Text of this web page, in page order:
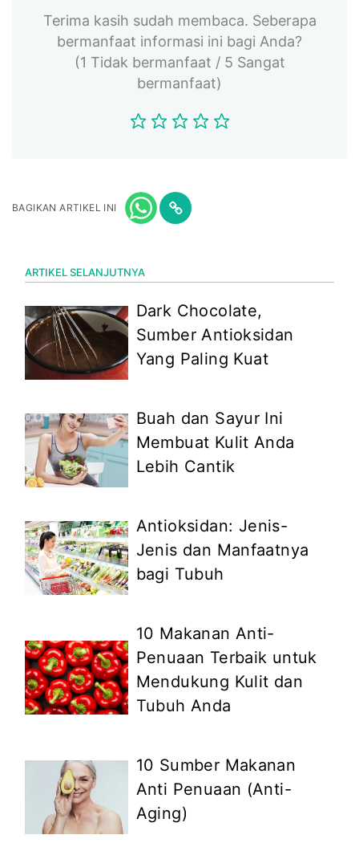
Terima kasih sudah membaca. Seberapa
bermanfaat informasi ini bagi Anda?
(1 Tidak bermanfaat / 5 Sangat
bermanfaat)
BAGIKAN ARTIKEL INI
ARTIKEL SELANJUTNYA
Dark Chocolate,
Sumber Antioksidan
Yang Paling Kuat
Buah dan Sayur Ini
Membuat Kulit Anda
Lebih Cantik
Antioksidan: Jenis-
Jenis dan Manfaatnya
bagi Tubuh
10 Makanan Anti-
Penuaan Terbaik untuk
Mendukung Kulit dan
Tubuh Anda
10 Sumber Makanan
Anti Penuaan (Anti-
Aging)